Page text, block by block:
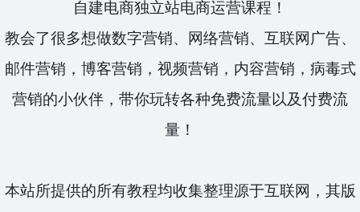
自建电商独立站电商运营课程！
教会了很多想做数字营销、网络营销、互联网广告、
邮件营销，博客营销，视频营销，内容营销，病毒式
营销的小伙伴，带你玩转各种免费流量以及付费流
量！
本站所提供的所有教程均收集整理源于互联网，其版